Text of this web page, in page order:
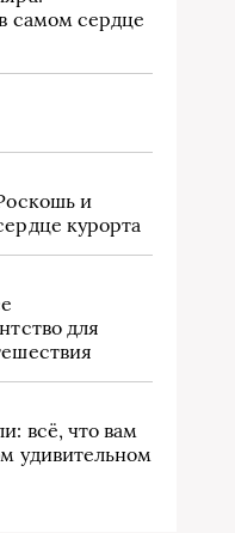
самом сердце
и
курорта
для
всё, что вам
удивительном